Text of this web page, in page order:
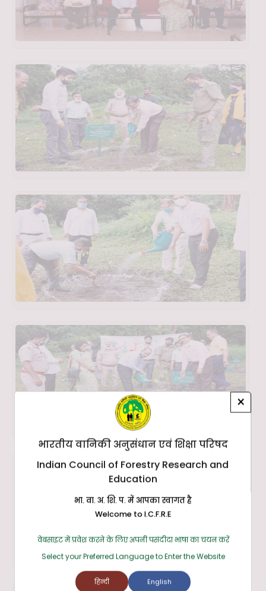
×
भारतीय वानिकी अनुसंधान एवं शिक्षा परिषद
Indian Council of Forestry Research and
Education
भा. वा. अ. शि. प. में आपका स्वागत है
Welcome to I.C.F.R.E
वेबसाइट में प्रवेश करने के लिए अपनी पसंदीदा भाषा का चयन करें
Select your Preferred Language to Enter the Website
हिन्दी English